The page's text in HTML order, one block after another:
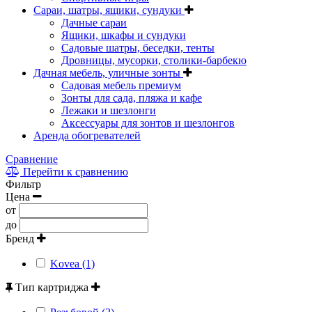
Сараи, шатры, ящики, сундуки
Дачные сараи
Ящики, шкафы и сундуки
Садовые шатры, беседки, тенты
Дровницы, мусорки, столики-барбекю
Дачная мебель, уличные зонты
Садовая мебель премиум
Зонты для сада, пляжа и кафе
Лежаки и шезлонги
Аксессуары для зонтов и шезлонгов
Аренда обогревателей
Сравнение
Перейти к сравнению
Фильтр
Цена
от
до
Бренд
Kovea (1)
Тип картриджа